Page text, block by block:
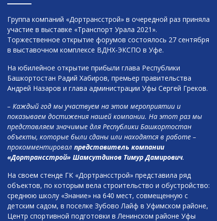
Группа компаний «Дортрансстрой» в очередной раз приняла
участие в выставке «Транспорт Урала 2021».
Торжественное открытие форумов состоялось 27 сентября
в выставочном комплексе ВДНХ-ЭКСПО в Уфе.
На юбилейное открытие прибыли глава Республики
Башкортостан Радий Хабиров, премьер правительства
Андрей Назаров и глава администрации Уфы Сергей Греков.
– Каждый год мы участвуем на этом мероприятии и
показываем достижения нашей компании. На этот раз мы
представляем значимые для Республики Башкортостан
объекты, которые были сданы или находятся в работе –
прокомментировал представитель компании
«Дортрансстрой» Шамсутдинов Тимур Дамирович.
На своем стенде ГК «Дортрансстрой» представила ряд
объектов, по которым вела строительство и обустройство:
среднюю школу «Знание» на 640 мест, совмещенную с
детским садом, в поселке Зубово Лайф в Уфимском районе,
Центр спортивной подготовки в Ленинском районе Уфы